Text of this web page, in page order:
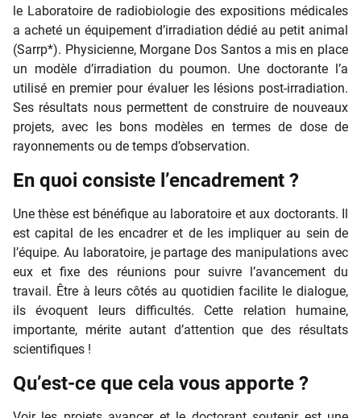
le Laboratoire de radiobiologie des expositions médicales
a acheté un équipement d’irradiation dédié au petit animal
(Sarrp*). Physicienne, Morgane Dos Santos a mis en place
un modèle d’irradiation du poumon. Une doctorante l’a
utilisé en premier pour évaluer les lésions post-irradiation.
Ses résultats nous permettent de construire de nouveaux
projets, avec les bons modèles en termes de dose de
rayonnements ou de temps d’observation.
En quoi consiste l’encadrement ?
Une thèse est bénéfique au laboratoire et aux doctorants. Il
est capital de les encadrer et de les impliquer au sein de
l’équipe. Au laboratoire, je partage des manipulations avec
eux et fixe des réunions pour suivre l’avancement du
travail. Être à leurs côtés au quotidien facilite le dialogue,
ils évoquent leurs difficultés. Cette relation humaine,
importante, mérite autant d’attention que des résultats
scientifiques !
Qu’est-ce que cela vous apporte ?